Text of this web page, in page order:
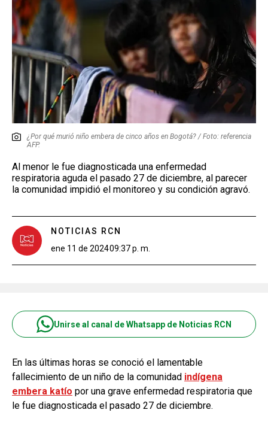
EMISIÓN 11:30 PM
¿Por qué murió niño embera de cinco años en Bogotá? / Foto: referencia
AFP.
Al menor le fue diagnosticada una enfermedad
respiratoria aguda el pasado 27 de diciembre, al parecer
la comunidad impidió el monitoreo y su condición agravó.
NOTICIAS RCN
ene 11 de 202409:37 p. m.
Unirse al canal de Whatsapp de Noticias RCN
En las últimas horas se conoció el lamentable
fallecimiento de un niño de la comunidad indígena
embera katío por una grave enfermedad respiratoria que
le fue diagnosticada el pasado 27 de diciembre.